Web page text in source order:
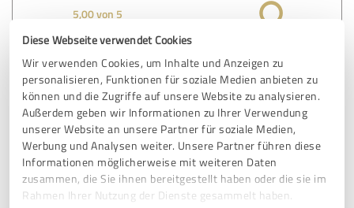
Diese Webseite verwendet Cookies
Wir verwenden Cookies, um Inhalte und Anzeigen zu
personalisieren, Funktionen für soziale Medien anbieten zu
können und die Zugriffe auf unsere Website zu analysieren.
Außerdem geben wir Informationen zu Ihrer Verwendung
unserer Website an unsere Partner für soziale Medien,
Werbung und Analysen weiter. Unsere Partner führen diese
Informationen möglicherweise mit weiteren Daten
zusammen, die Sie ihnen bereitgestellt haben oder die sie im
Rahmen Ihrer Nutzung der Dienste gesammelt haben.
5,00 von 5
SEHR GUT Empfehlung
Wurde von Urs Witprächtiger sehr kompetent und
freundlich beraten. Meine Anliegen wurden immer
berücksichtigt und sehr schnell erledigt. Ich kann Home
&living nur weiterempfehlen.
Erfahrungsbericht & Bewertung zu: